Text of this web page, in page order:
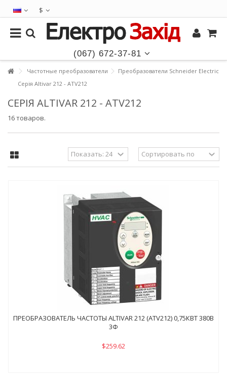
$
(067) 672-37-81
Частотные преобразователи
Преобразователи Schneider Electric
Серія Altivar 212 - ATV212
СЕРІЯ ALTIVAR 212 - ATV212
16 товаров.
ПРЕОБРАЗОВАТЕЛЬ ЧАСТОТЫ ALTIVAR 212 (ATV212) 0,75КВТ 380В
3Ф
$259.62